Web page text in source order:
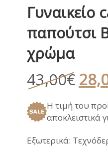
Γυναικείο
παπούτσι
χρώμα
43,00€
price
was:
Η τιμή του
αποκλειστικά
Εξωτερικά: